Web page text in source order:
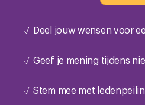
Deel jouw wensen voor
Geef je mening tijdens
Stem mee met